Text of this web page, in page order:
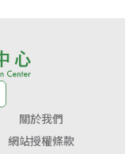
關於我們
網站授權條款